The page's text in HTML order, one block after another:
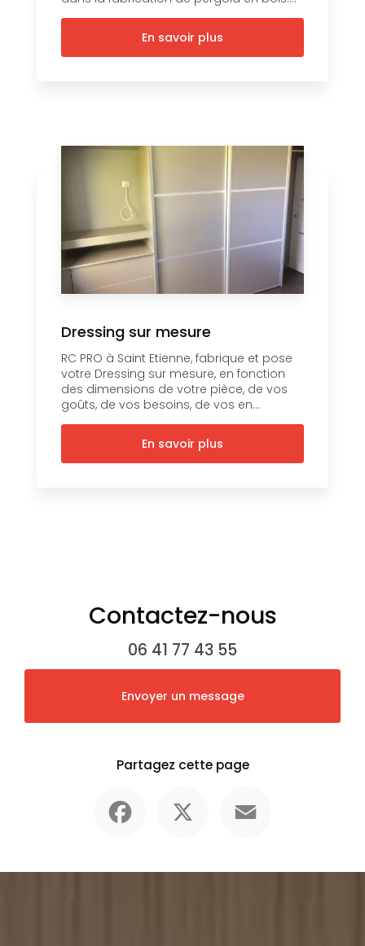
En savoir plus
Dressing sur mesure
RC PRO à Saint Etienne, fabrique et pose
votre Dressing sur mesure, en fonction
des dimensions de votre pièce, de vos
goûts, de vos besoins, de vos en...
En savoir plus
Contactez-nous
06 41 77 43 55
Envoyer un message
Partagez cette page